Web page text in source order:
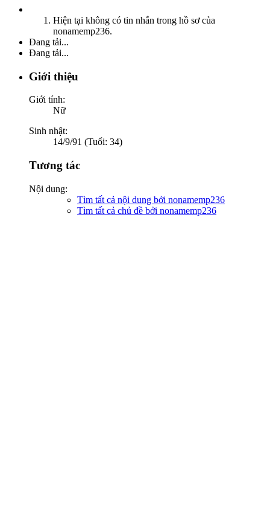
Hiện tại không có tin nhắn trong hồ sơ của
nonamemp236.
Đang tải...
Đang tải...
Giới thiệu
Giới tính:
Nữ
Sinh nhật:
14/9/91 (Tuổi: 34)
Tương tác
Nội dung:
Tìm tất cả nội dung bởi nonamemp236
Tìm tất cả chủ đề bởi nonamemp236